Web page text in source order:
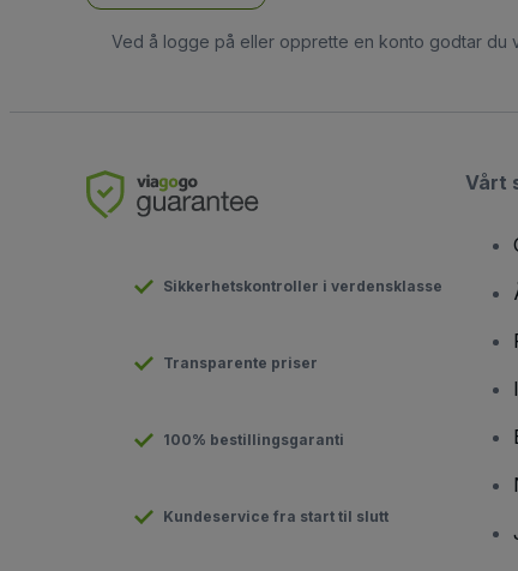
Ved å logge på eller opprette en konto godtar du
Sikkerhetskontroller i verdensklasse
Transparente priser
100% bestillingsgaranti
Kundeservice fra start til slutt
Vårt